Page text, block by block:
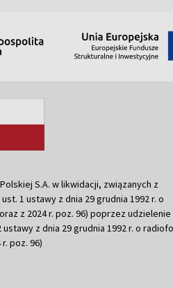
S.A. w likwidacji, związanych z
1 ustawy z dnia 29 grudnia 1992 r. o
z 2024 r. poz. 96) poprzez udzielenie
z dnia 29 grudnia 1992 r. o
poz. 96)